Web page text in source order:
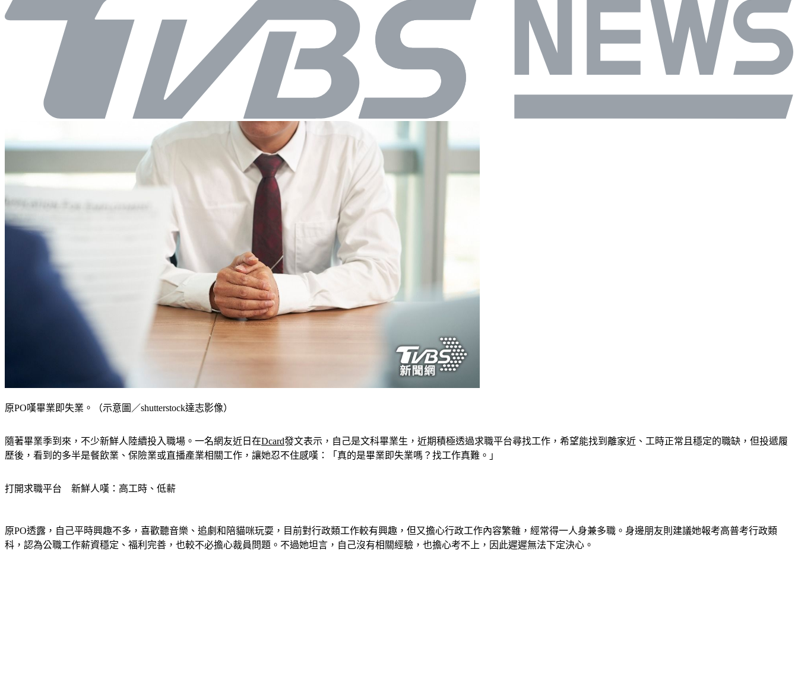
原PO嘆畢業即失業。（示意圖／shutterstock達志影像）
隨著畢業季到來，不少新鮮人陸續投入職場。一名網友近日在Dcard發文表示，自己是文科畢業生，近期積極透過求職平台尋找工作，希望能找到離家近、工時正常且穩定的職缺，但投遞履
歷後，看到的多半是餐飲業、保險業或直播產業相關工作，讓她忍不住感嘆：「真的是畢業即失業嗎？找工作真難。」
打開求職平台　新鮮人嘆：高工時、低薪
原PO透露，自己平時興趣不多，喜歡聽音樂、追劇和陪貓咪玩耍，目前對行政類工作較有興趣，但又擔心行政工作內容繁雜，經常得一人身兼多職。身邊朋友則建議她報考高普考行政類
科，認為公職工作薪資穩定、福利完善，也較不必擔心裁員問題。不過她坦言，自己沒有相關經驗，也擔心考不上，因此遲遲無法下定決心。